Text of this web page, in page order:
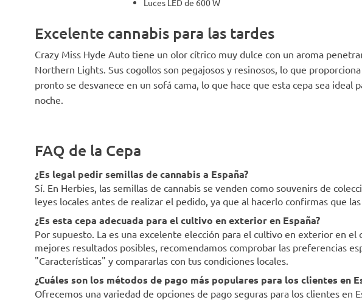
Luces LED de 600 W
Excelente cannabis para las tardes
Crazy Miss Hyde Auto tiene un olor cítrico muy dulce con un aroma
Northern Lights. Sus cogollos son pegajosos y resinosos, lo que
pronto se desvanece en un sofá cama, lo que hace que esta cepa sea ideal
noche.
FAQ de la Cepa
¿Es legal pedir semillas de cannabis a España?
Sí. En Herbies, las semillas de cannabis se venden como souvenirs de
leyes locales antes de realizar el pedido, ya que al hacerlo confirmas que
¿Es esta cepa adecuada para el cultivo en exterior en España?
Por supuesto. La es una excelente elección para el cultivo en exterior en el
mejores resultados posibles, recomendamos comprobar las preferencias
"Características" y compararlas con tus condiciones locales.
¿Cuáles son los métodos de pago más populares para los clientes en
Ofrecemos una variedad de opciones de pago seguras para los clientes en